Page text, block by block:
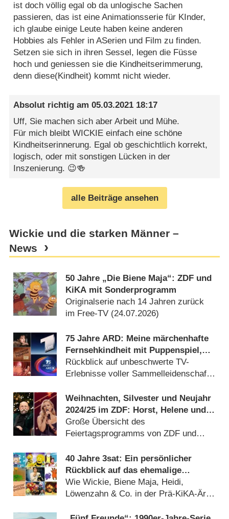
ist doch völlig egal ob da unlogische Sachen
passieren, das ist eine Animationsserie für KInder,
ich glaube einige Leute haben keine anderen
Hobbies als Fehler in ASerien und Film zu finden.
Setzen sie sich in ihren Sessel, legen die Füsse
hoch und geniessen sie die Kindheitserimmerung,
denn diese(Kindheit) kommt nicht wieder.
Absolut richtig am05.03.2021 18:17
Uff, Sie machen sich aber Arbeit und Mühe.
Für mich bleibt WICKIE einfach eine schöne
Kindheitserinnerung. Egal ob geschichtlich korrekt,
logisch, oder mit sonstigen Lücken in der
Inszenierung. 😉🍻
alle Beiträge ansehen
Wickie und die starken Männer –
News
50 Jahre „Die Biene Maja“: ZDF und
KiKA mit Sonderprogramm
Originalserie nach 14 Jahren zurück
im Free-TV (24.07.2026)
75 Jahre ARD: Meine märchenhafte
Fernsehkindheit mit Puppenspiel,
Zeichentrick, Klamauk und viel
Musik
Rückblick auf unbeschwerte TV-
Erlebnisse voller Sammelleidenschaft
(19.04.2025)
Weihnachten, Silvester und Neujahr
2024/​25 im ZDF: Horst, Helene und
„Hallo Spencer“
Große Übersicht des
Feiertagsprogramms von ZDF und
40 Jahre 3sat: Ein persönlicher
Rückblick auf das ehemalige
Kinderprogramm des Kultursenders
Wie Wickie, Biene Maja, Heidi,
Löwenzahn & Co. in der Prä-KiKA-Ära